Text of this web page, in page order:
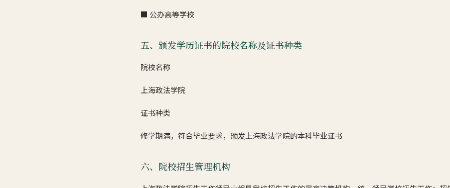
■ 公办高等学校
五、颁发学历证书的院校名称及证书种类
院校名称
上海政法学院
证书种类
修学期满，符合毕业要求，颁发上海政法学院的本科毕业证书
六、院校招生管理机构